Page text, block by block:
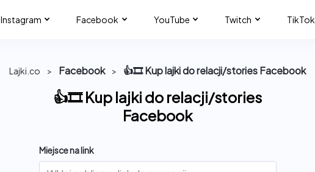
Instagram Facebook YouTube Twitch TikTok
Lajki.co > Facebook > 👍🎞️ Kup lajki do relacji/stories Facebook
👍🎞️ Kup lajki do relacji/stories
Facebook
Miejsce na link